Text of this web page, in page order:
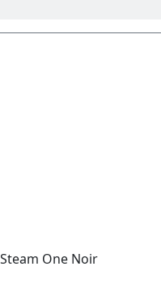
One Noir